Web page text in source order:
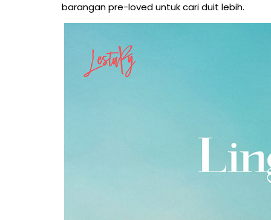
barangan pre-loved untuk cari duit lebih.